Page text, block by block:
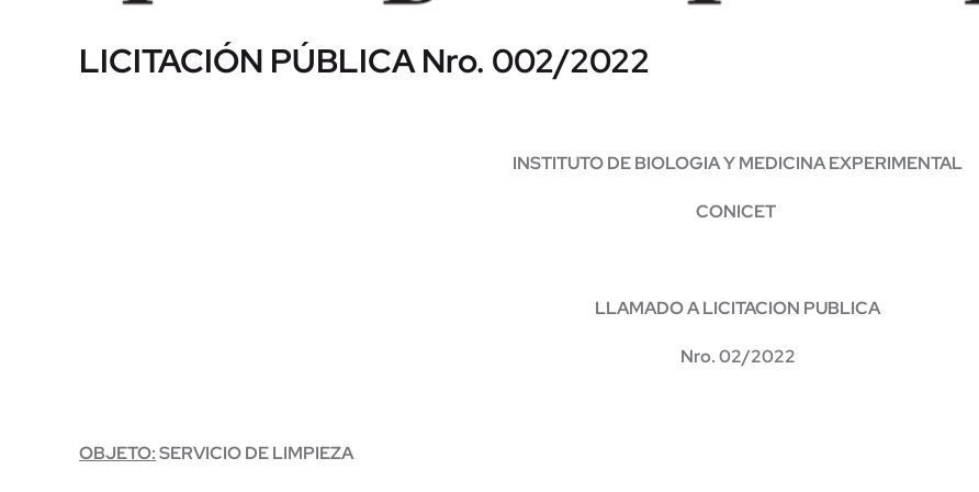
LICITACIÓN PÚBLICA Nro. 002/2022
INSTITUTO DE BIOLOGIA Y MEDICINA EXPERIMENTAL
CONICET
LLAMADO ALICITACION PUBLICA
Nro. 02/2022
OBJETO:SERVICIO DE LIMPIEZA